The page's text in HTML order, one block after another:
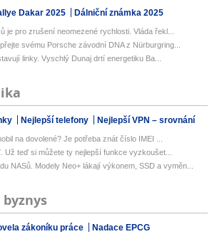
Dakar 2025 Dálniční známka 2025
je pro zrušení neomezené rychlosti. Vláda řekl...
svému Porsche závodní DNA z Nürburgring...
linky. Vyschlý Dunaj drtí energetiku Ba...
Nejlepší telefony Nejlepší VPN – srovnání
na dovolené? Je potřeba znát číslo IMEI ...
Už teď si můžete ty nejlepší funkce vyzkoušet...
NASů. Modely Neo+ lákají výkonem, SSD a vyměn...
zákoníku práce Nadace EPCG